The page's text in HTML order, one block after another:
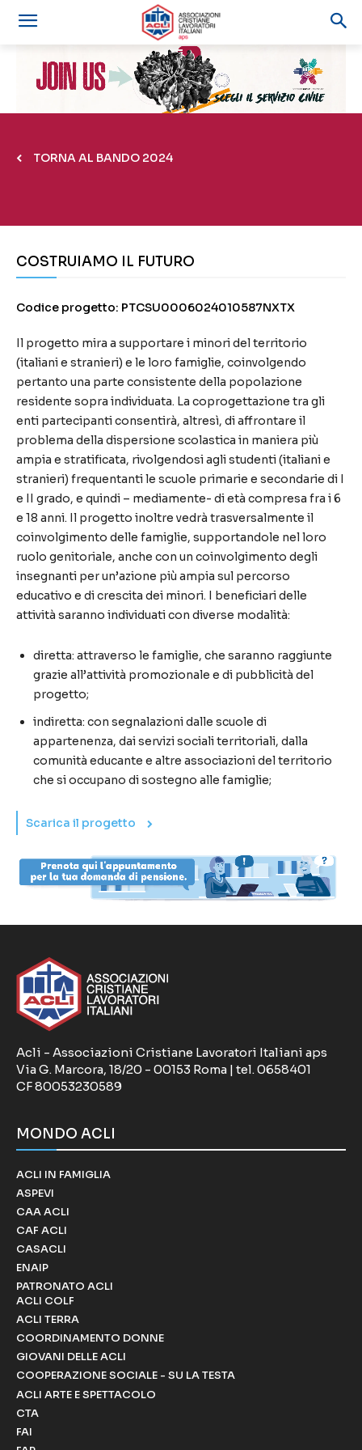
TORNA AL BANDO 2024
COSTRUIAMO IL FUTURO
Codice progetto: PTCSU0006024010587NXTX
Il progetto mira a supportare i minori del territorio
(italiani e stranieri) e le loro famiglie, coinvolgendo
pertanto una parte consistente della popolazione
residente sopra individuata. La coprogettazione tra gli
enti partecipanti consentirà, altresì, di affrontare il
problema della dispersione scolastica in maniera più
ampia e stratificata, rivolgendosi agli studenti (italiani e
stranieri) frequentanti le scuole primarie e secondarie di I
e II grado, e quindi – mediamente- di età compresa fra i 6
e 18 anni. Il progetto inoltre vedrà trasversalmente il
coinvolgimento delle famiglie, supportandole nel loro
ruolo genitoriale, anche con un coinvolgimento degli
insegnanti per un’azione più ampia sul percorso
educativo e di crescita dei minori. I beneficiari delle
attività saranno individuati con diverse modalità:
diretta: attraverso le famiglie, che saranno raggiunte
grazie all’attività promozionale e di pubblicità del
progetto;
indiretta: con segnalazioni dalle scuole di
appartenenza, dai servizi sociali territoriali, dalla
comunità educante e altre associazioni del territorio
che si occupano di sostegno alle famiglie;
Scarica il progetto
Acli - Associazioni Cristiane Lavoratori Italiani aps
Via G. Marcora, 18/20 - 00153 Roma | tel. 0658401
CF 80053230589
MONDO ACLI
ACLI IN FAMIGLIA
ASPEVI
CAA ACLI
CAF ACLI
CASACLI
ENAIP
PATRONATO ACLI
ACLI COLF
ACLI TERRA
COORDINAMENTO DONNE
GIOVANI DELLE ACLI
COOPERAZIONE SOCIALE - SU LA TESTA
ACLI ARTE E SPETTACOLO
CTA
FAI